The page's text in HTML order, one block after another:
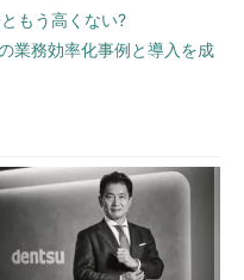
ともう高くない?
業務効率化事例と導入を成